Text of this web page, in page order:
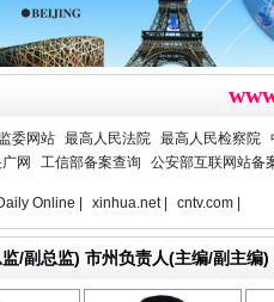
高速路
委网站 最高人民法院 最高人民检察院
网 工信部备案查询 公安部互联网站备
Online | xinhua.net | cntv.com |
/副总监) 市州负责人(主编/副主
何功书